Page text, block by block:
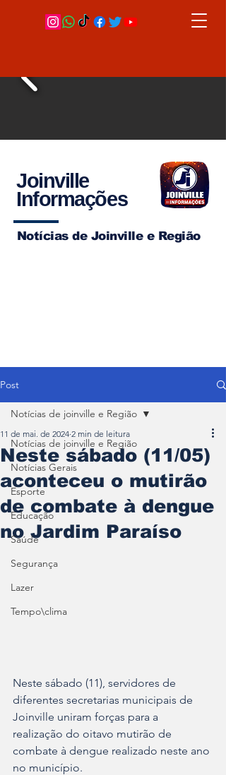
Joinville
Informações
Notícias de Joinville e Região
Post
Notícias de joinville e Região
Notícias Gerais
Esporte
Educação
Saúde
Segurança
Lazer
Tempo\clima
Notícias de joinville e Região
Neste sábado (11/05)
aconteceu o mutirão
de combate à dengue
no Jardim Paraíso
11 de mai. de 2024 2 min de leitura
Neste sábado (11), servidores de
diferentes secretarias municipais de
Joinville uniram forças para a
realização do oitavo mutirão de
combate à dengue realizado neste ano
no município.